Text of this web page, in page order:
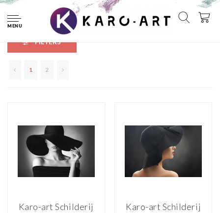
MENU
Exclusieve Karo-art collectie
FILTERS
1 2
Karo-art Schilderij
Karo-art Schilderij